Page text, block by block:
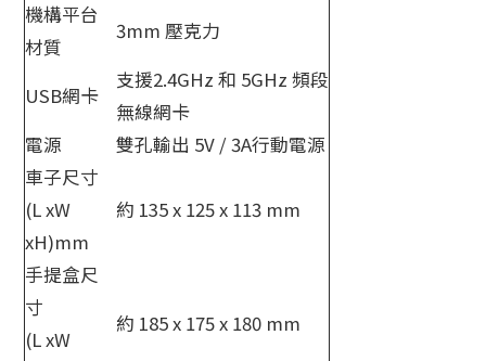
機構平台
材質
3mm 壓克力
USB網卡
支援2.4GHz 和 5GHz 頻段
無線網卡
電源
雙孔輸出 5V / 3A行動電源
車子尺寸
(L xW
xH)mm
約 135 x 125 x 113 mm
手提盒尺
寸
(L xW
約 185 x 175 x 180 mm